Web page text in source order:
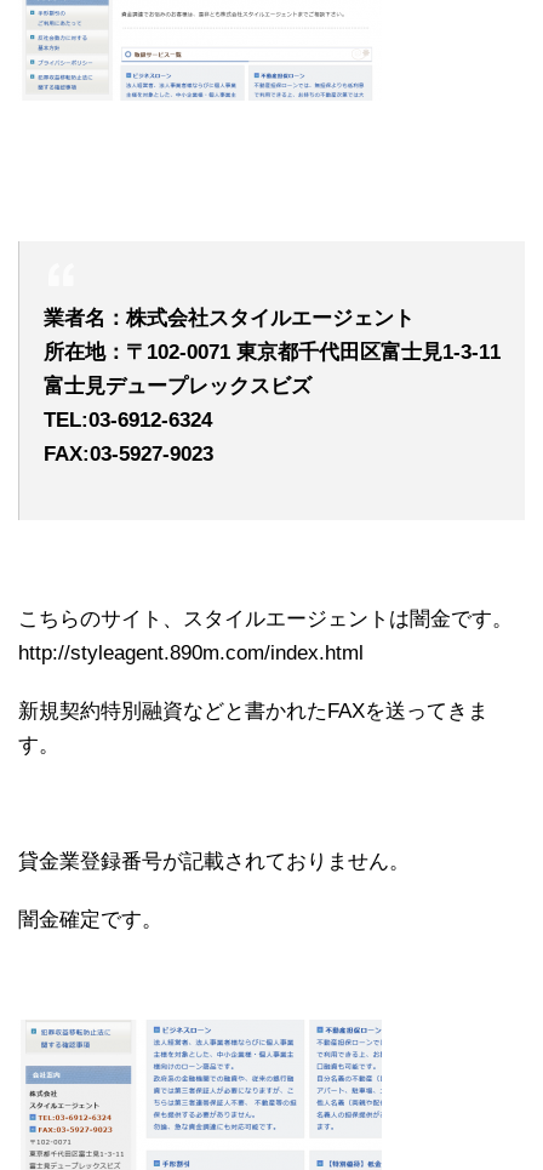
業者名：株式会社スタイルエージェント
所在地：〒102-0071 東京都千代田区富士見1-3-11
富士見デュープレックスビズ
TEL:03-6912-6324
FAX:03-5927-9023
こちらのサイト、スタイルエージェントは闇金です。
http://styleagent.890m.com/index.html
新規契約特別融資などと書かれたFAXを送ってきま
す。
貸金業登録番号が記載されておりません。
闇金確定です。